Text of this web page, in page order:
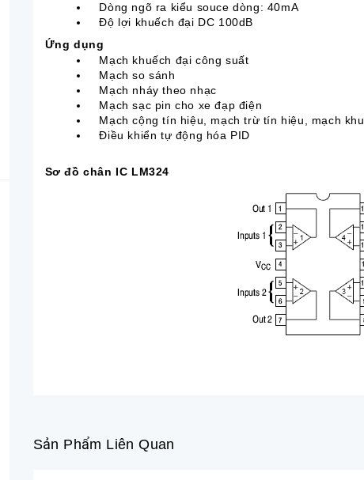
Dòng ngõ ra kiểu souce dòng: 40mA
Độ lợi khuếch đại DC 100dB
Ứng dụng
Mạch khuếch đại công suất
Mạch so sánh
Mạch nháy theo nhạc
Mạch sạc pin cho xe đạp điện
Mạch cộng tín hiệu, mạch trừ tín hiệu, mạch
Điều khiển tự động hóa PID
Sơ đồ chân IC LM324
Sản Phẩm Liên Quan